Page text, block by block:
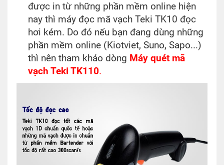
được in từ những phần mềm online hiện
nay thì máy đọc mã vạch Teki TK10 đọc
hơi kém. Do đó nếu bạn đang dùng những
phần mềm online (Kiotviet, Suno, Sapo...)
thì nên tham khảo dòng Máy quét mã
vạch Teki TK110.